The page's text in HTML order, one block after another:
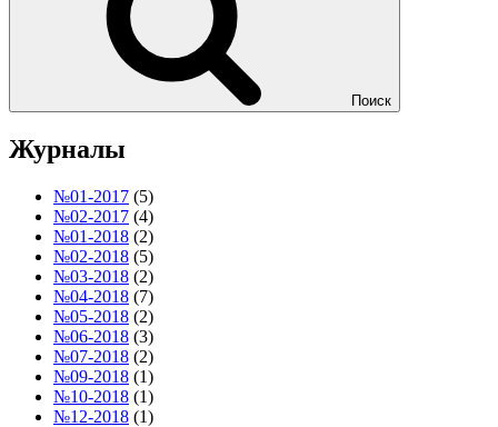
Поиск
Журналы
№01-2017 (5)
№02-2017 (4)
№01-2018 (2)
№02-2018 (5)
№03-2018 (2)
№04-2018 (7)
№05-2018 (2)
№06-2018 (3)
№07-2018 (2)
№09-2018 (1)
№10-2018 (1)
№12-2018 (1)